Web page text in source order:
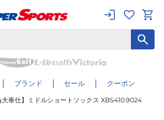
ブランド セール クーポン
大奉仕】ミドルショートソックス XBS410.9024